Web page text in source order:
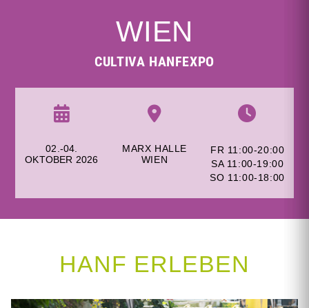
WIEN
CULTIVA HANFEXPO
02.-04.
OKTOBER 2026
MARX HALLE
WIEN
FR 11:00-20:00
SA 11:00-19:00
SO 11:00-18:00
HANF ERLEBEN